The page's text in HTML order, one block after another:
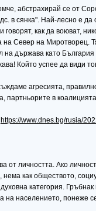
абстрахирай се от
в сянка". Най-лесно е
говорят, как да воюват,
Север на Миротворец.
на държава като
Който успее да види
агресията,
партньорите в
https://www.dnes.bg/rusia/
от личността. Ако
нема как обществото,
категория.
на населението, понеже